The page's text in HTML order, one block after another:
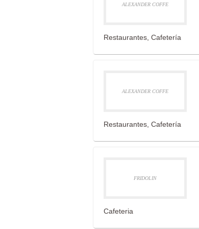
ALEXANDER COFFE
Restaurantes, Cafetería
ALEXANDER COFFE
Restaurantes, Cafetería
FRIDOLIN
Cafeteria